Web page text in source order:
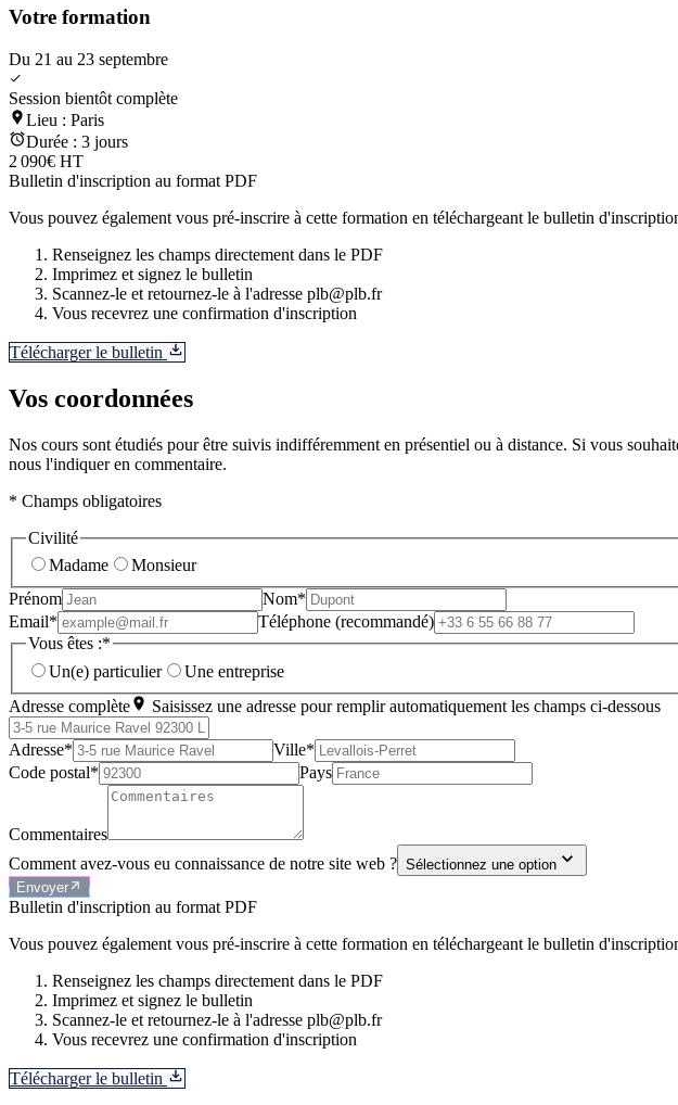
Votre formation
Du 21 au 23 septembre
Session bientôt complète
Lieu : Paris
Durée : 3 jours
2 090€ HT
Bulletin d'inscription au format PDF
Vous pouvez également vous pré-inscrire à cette formation en téléchargeant le bulletin
Renseignez les champs directement dans le PDF
Imprimez et signez le bulletin
Scannez-le et retournez-le à l'adresse plb@plb.fr
Vous recevrez une confirmation d'inscription
Télécharger le bulletin
Vos coordonnées
Nos cours sont étudiés pour être suivis indifféremment en présentiel ou à distance. Si vous
nous l'indiquer en commentaire.
* Champs obligatoires
Civilité
Madame
Monsieur
Prénom
Nom*
Email*
Téléphone (recommandé)
Vous êtes :*
Un(e) particulier
Une entreprise
Adresse complète
Saisissez une adresse pour remplir automatiquement les champs ci-dessous
Adresse*
Ville*
Code postal*
Pays
Commentaires
Comment avez-vous eu connaissance de notre site web ? Sélectionnez une option
Envoyer
Bulletin d'inscription au format PDF
Vous pouvez également vous pré-inscrire à cette formation en téléchargeant le bulletin
Renseignez les champs directement dans le PDF
Imprimez et signez le bulletin
Scannez-le et retournez-le à l'adresse plb@plb.fr
Vous recevrez une confirmation d'inscription
Télécharger le bulletin